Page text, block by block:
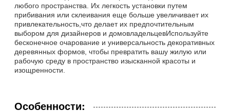
любого пространства. Их легкость установки путем
прибивания или склеивания еще больше увеличивает их
привлекательность,что делает их предпочтительным
выбором для дизайнеров и домовладельцевИспользуйте
бесконечное очарование и универсальность декоративных
деревянных формов, чтобы превратить вашу жилую или
рабочую среду в пространство изысканной красоты и
изощренности.
Особенности: